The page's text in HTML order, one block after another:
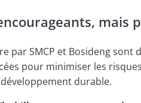
mais
par SMCP et Bosideng
pour minimiser les
durable.